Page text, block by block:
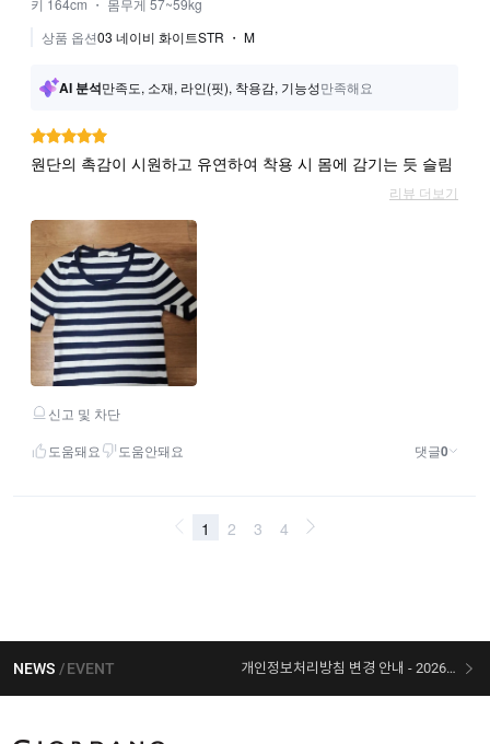
NEWS EVENT 개인정보처리방침 변경 안내 - 2026/07/30 시행